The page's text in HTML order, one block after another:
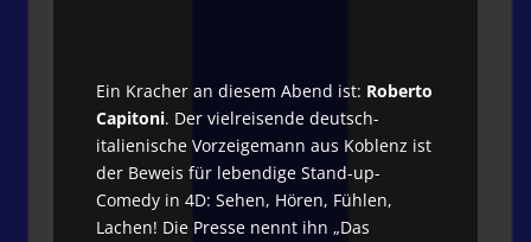
Ein Kracher an diesem Abend ist: Roberto
Capitoni. Der vielreisende deutsch-
italienische Vorzeigemann aus Koblenz ist
der Beweis für lebendige Stand-up-
Comedy in 4D: Sehen, Hören, Fühlen,
Lachen! Die Presse nennt ihn „Das